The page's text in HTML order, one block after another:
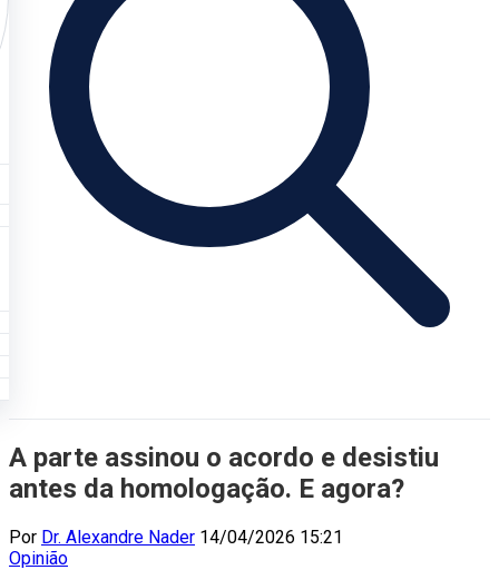
A parte assinou o acordo e desistiu
antes da homologação. E agora?
Por Dr. Alexandre Nader 14/04/2026 15:21
Opinião